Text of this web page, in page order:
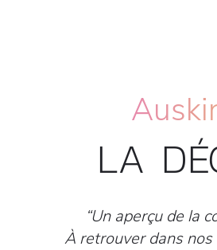
LA
“Un aperçu de la
À retrouver dans nos